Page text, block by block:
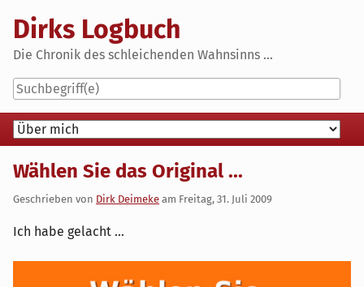
content
Dirks Logbuch
Die Chronik des schleichenden Wahnsinns ...
Navigation
Wählen Sie das Original ...
Geschrieben von Dirk Deimeke am Freitag, 31. Juli 2009
Ich habe gelacht ...